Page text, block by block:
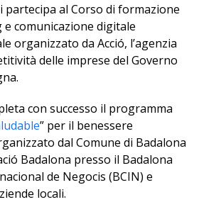
partecipa al Corso di formazione
comunicazione digitale
organizzato da Acció, l’agenzia
delle imprese del Governo
con successo il programma
” per il benessere
dal Comune di Badalona
Badalona presso il Badalona
de Negocis (BCIN) e
locali.